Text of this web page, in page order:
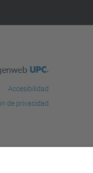
Accesibilidad
de privacidad